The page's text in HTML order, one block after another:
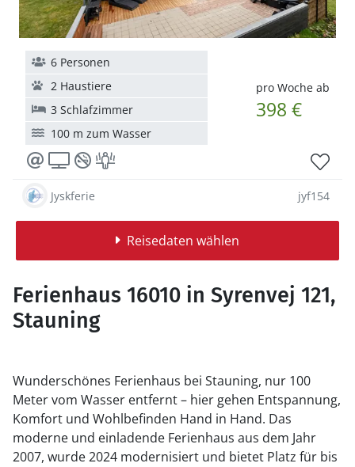
pro Woche ab
398 €
6 Personen
2 Haustiere
3 Schlafzimmer
100 m zum Wasser
Jyskferie jyf154
Reisedaten wählen
Ferienhaus 16010 in Syrenvej 121,
Stauning
Wunderschönes Ferienhaus bei Stauning, nur 100
Meter vom Wasser entfernt – hier gehen Entspannung,
Komfort und Wohlbefinden Hand in Hand. Das
moderne und einladende Ferienhaus aus dem Jahr
2007, wurde 2024 modernisiert und bietet Platz für bis